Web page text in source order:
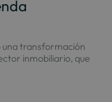
una transformación
inmobiliario, que